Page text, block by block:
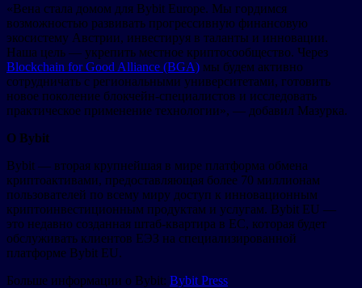
«Вена стала домом для Bybit Europe. Мы гордимся
возможностью развивать прогрессивную финансовую
экосистему Австрии, инвестируя в таланты и инновации.
Наша цель — укрепить местное криптосообщество. Через
Blockchain for Good Alliance (BGA) мы будем активно
сотрудничать с региональными университетами, готовить
новое поколение блокчейн-специалистов и исследовать
практическое применение технологии», — добавил Мазурка.
О Bybit
Bybit — вторая крупнейшая в мире платформа обмена
криптоактивами, предоставляющая более 70 миллионам
пользователей по всему миру доступ к инновационным
криптоинвестиционным продуктам и услугам. Bybit EU —
это недавно созданная штаб-квартира в ЕС, которая будет
обслуживать клиентов ЕЭЗ на специализированной
платформе Bybit EU.
Больше информации о Bybit: Bybit Press